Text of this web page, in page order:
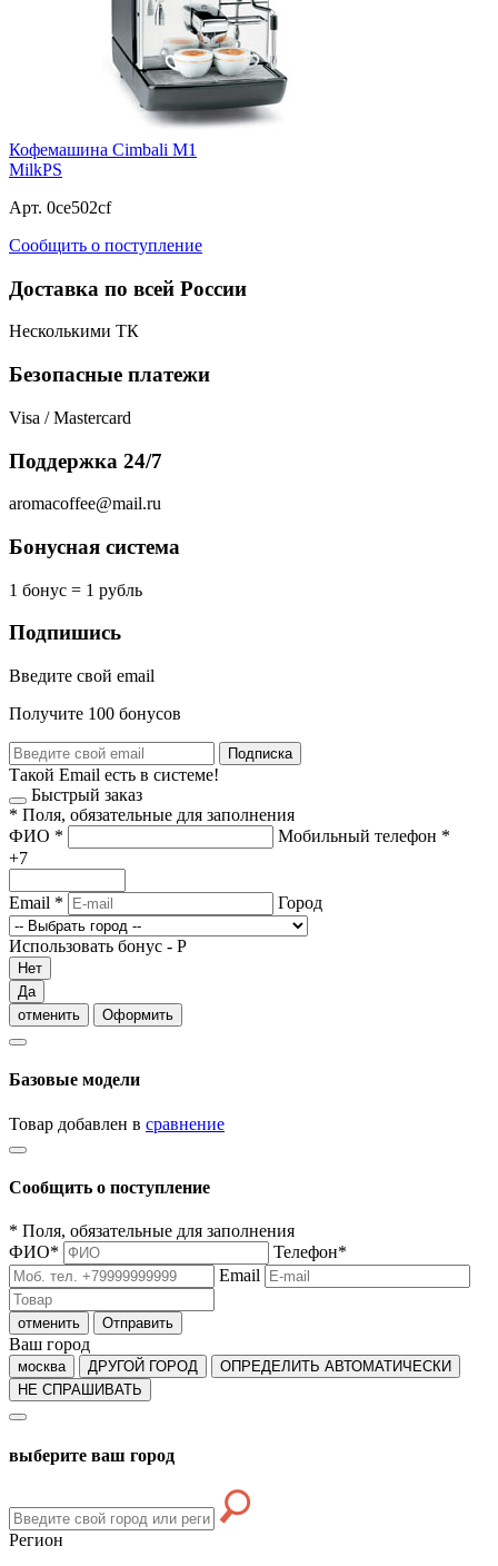
Кофемашина Cimbali M1
MilkPS
Арт. 0ce502cf
Сообщить о поступление
Доставка по всей России
Несколькими ТК
Безопасные платежи
Visa / Mastercard
Поддержка 24/7
aromacoffee@mail.ru
Бонусная система
1 бонус = 1 рубль
Подпишись
Введите свой email
Получите 100 бонусов
Подписка
Такой Email есть в системе!
Быстрый заказ
* Поля, обязательные для заполнения
ФИО * Мобильный телефон *
+7
Email * Город
Использовать бонус - Р
Нет
Да
отменить
Оформить
Базовые модели
Товар добавлен в сравнение
Сообщить о поступление
* Поля, обязательные для заполнения
ФИО* Телефон*
Email
отменить Отправить
Ваш город
москва ДРУГОЙ ГОРОД
ОПРЕДЕЛИТЬ АВТОМАТИЧЕСКИ
НЕ СПРАШИВАТЬ
выберите ваш город
Регион